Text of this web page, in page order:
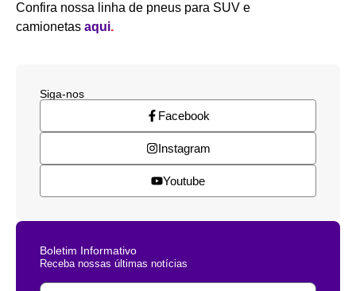
Confira nossa linha de pneus para SUV e
camionetas aqui.
Siga-nos
Facebook
Instagram
Youtube
Boletim Informativo
Receba nossas últimas notícias